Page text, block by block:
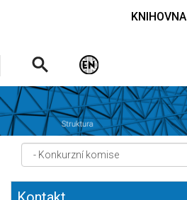
KNIHOVNA